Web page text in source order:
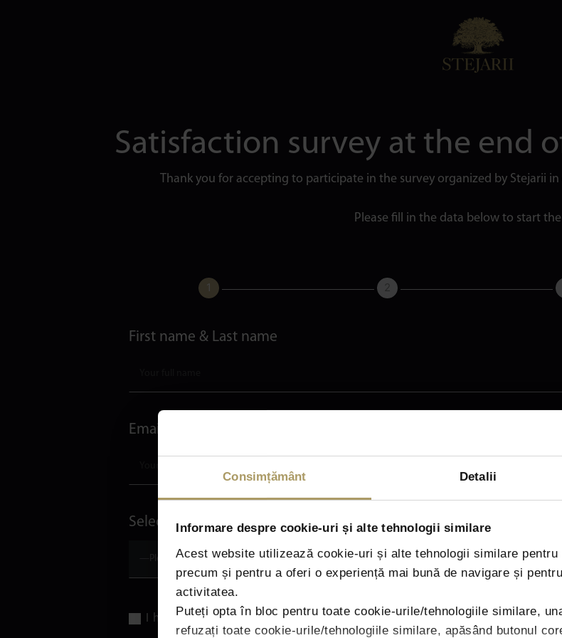
Consimțământ Detalii
Informare despre cookie-uri și alte tehnologii similare
Acest website utilizează cookie-uri și alte tehnologii similare
precum și pentru a oferi o experiență mai bună de navigare și
activitatea.
Puteți opta în bloc pentru toate cookie-urile/tehnologiile similare,
refuzați toate cookie-urile/tehnologiile similare, apăsând butonul
Satisfaction survey at the end
Thank you for accepting to participate in the survey organized by Stejarii
Please fill in the data below to start the
1 2
First name & Last name
Email address
Select Complex
I have read the Information Note regarding the processing of personal